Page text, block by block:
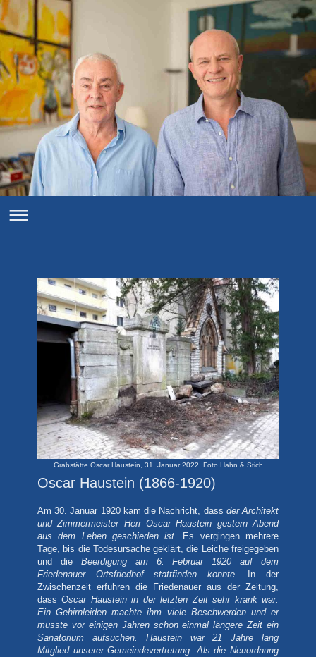
Grabstätte Oscar Haustein, 31. Januar 2022. Foto Hahn & Stich
Oscar Haustein (1866-1920)
Am 30. Januar 1920 kam die Nachricht, dass der Architekt
und Zimmermeister Herr Oscar Haustein gestern Abend
aus dem Leben geschieden ist. Es vergingen mehrere
Tage, bis die Todesursache geklärt, die Leiche freigegeben
und die Beerdigung am 6. Februar 1920 auf dem
Friedenauer Ortsfriedhof stattfinden konnte.
In der
Zwischenzeit erfuhren die Friedenauer aus der Zeitung,
dassOscar Haustein in der letzten Zeit sehr krank war.
Ein Gehirnleiden machte ihm viele Beschwerden und er
musste vor einigen Jahren schon einmal längere Zeit ein
Sanatorium aufsuchen. Haustein war 21 Jahre lang
Mitglied unserer Gemeindevertretung. Als die Neuordnung